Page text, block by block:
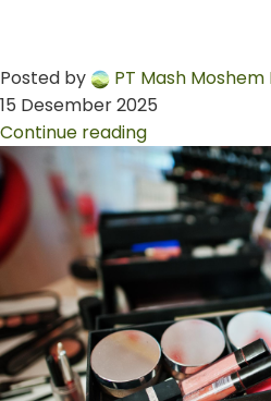
Posted by
PT Mash
15 Desember 2025
Continue reading